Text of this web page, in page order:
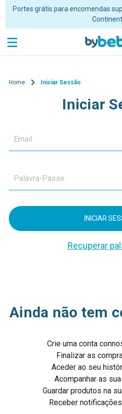
Portes grátis para encomendas
Home Iniciar Sessão
Iniciar
Recuperar
Ainda não tem
Crie uma conta
Finalizar as
Aceder ao seu
Acompanhar as
Guardar produtos na
Receber